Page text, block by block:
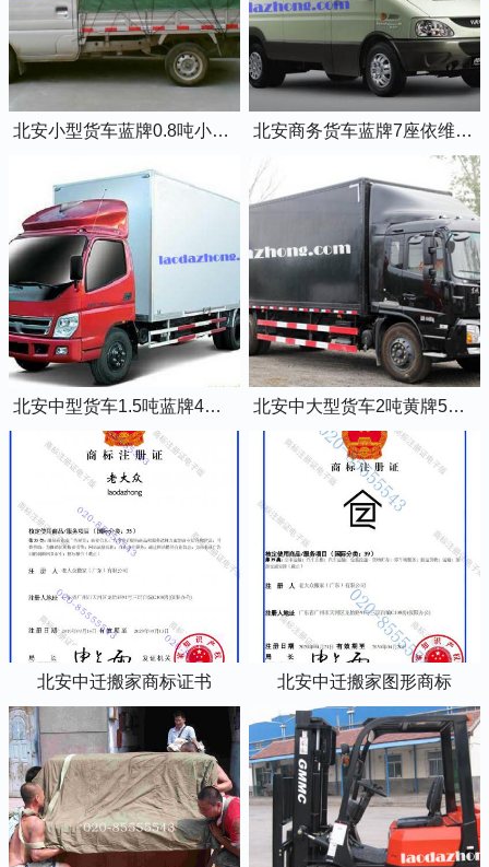
北安小型货车蓝牌0.8吨小卡车 北安商务货车蓝牌7座依维柯全顺车
北安中型货车1.5吨蓝牌4米2厢式货车 北安中大型货车2吨黄牌5米2厢式货车
北安中迁搬家商标证书 北安中迁搬家图形商标